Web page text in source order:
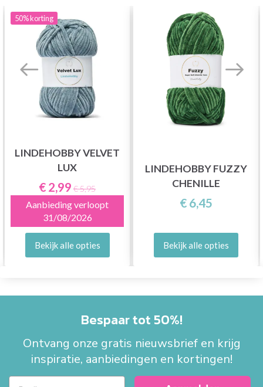
50%korting
LINDEHOBBY VELVET
LUX
€ 2,99 € 5,95
Aanbieding verloopt
31/08/2026
Bekijk alle opties
LINDEHOBBY FUZZY
CHENILLE
€ 6,45
Bekijk alle opties
Bespaar tot 50%!
Ontvang onze gratis nieuwsbrief en krijg
inspiratie, aanbiedingen en kortingen!